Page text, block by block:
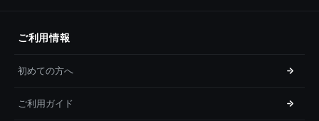
ご利用情報
初めての方へ
ご利用ガイド